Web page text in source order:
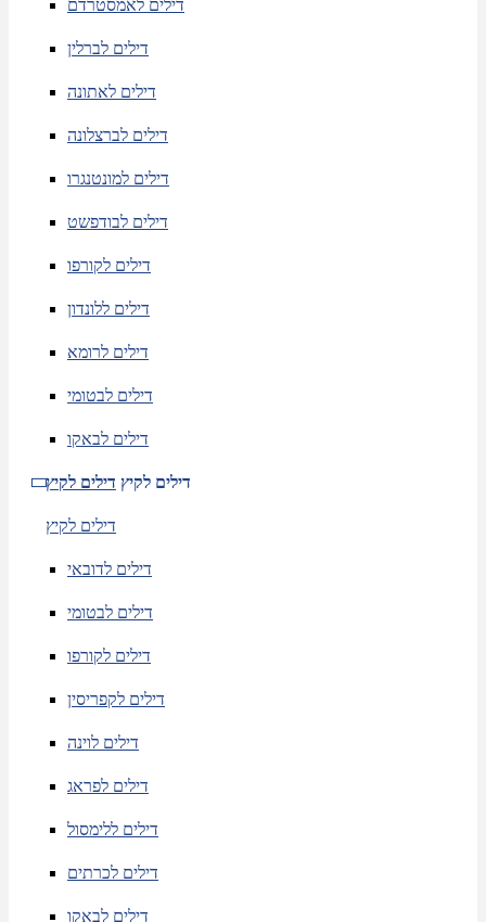
דילים לאמסטרדם
דילים לברלין
דילים לאתונה
דילים לברצלונה
דילים למונטנגרו
דילים לבודפשט
דילים לקורפו
דילים ללונדון
דילים לרומא
דילים לבטומי
דילים לבאקו
דילים לקיץ דילים לקיץ
דילים לקיץ
דילים לדובאי
דילים לבטומי
דילים לקורפו
דילים לקפריסין
דילים לוינה
דילים לפראג
דילים ללימסול
דילים לכרתים
דילים לבאקו